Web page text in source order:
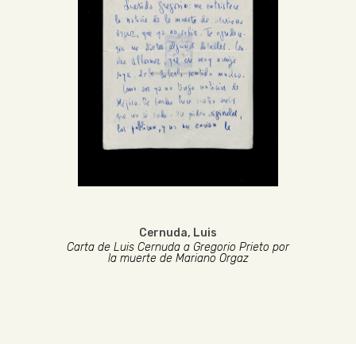
Cernuda, Luis
Carta de Luis Cernuda a Gregorio Prieto por
la muerte de Mariano Orgaz